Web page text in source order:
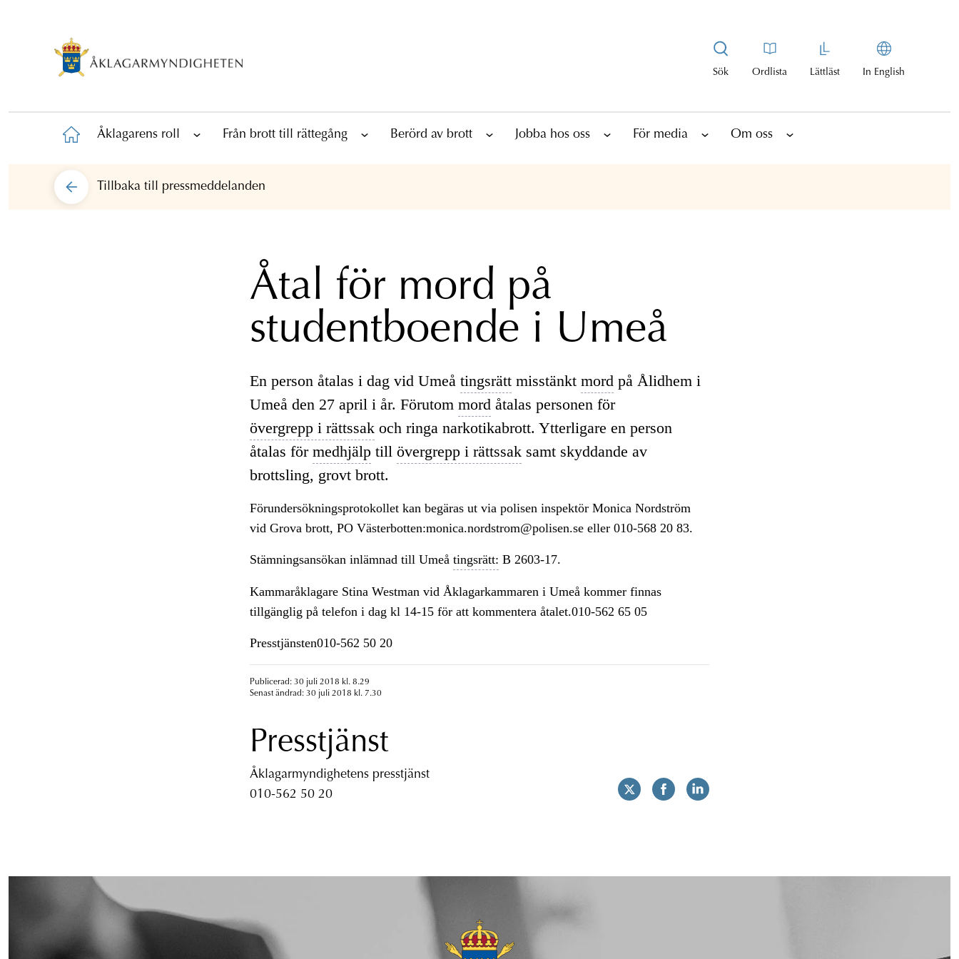
Sök Ordlista Lättläst In English
Åklagarens roll Från brott till rättegång Berörd av brott Jobba hos oss För media Om oss
Tillbaka till pressmeddelanden
Åtal för mord på
studentboende i Umeå
En person åtalas i dag vid Umeå tingsrättmisstänkt mord på Ålidhem i
Umeå den 27 april i år. Förutom mord åtalas personen för
övergrepp i rättssakoch ringa narkotikabrott. Ytterligare en person
åtalas för medhjälptill övergrepp i rättssaksamt skyddande av
brottsling, grovt brott.
Förundersökningsprotokollet kan begäras ut via polisen inspektör Monica Nordström
vid Grova brott, PO Västerbotten:monica.nordstrom@polisen.se eller 010-568 20 83.
Stämningsansökan inlämnad till Umeå tingsrätt: B 2603-17.
Kammaråklagare Stina Westman vid Åklagarkammaren i Umeå kommer finnas
tillgänglig på telefon i dag kl 14-15 för att kommentera åtalet.010-562 65 05
Presstjänsten010-562 50 20
Publicerad: 30 juli 2018 kl. 8.29
Senast ändrad: 30 juli 2018 kl. 7.30
Presstjänst
Åklagarmyndighetens presstjänst
010-562 50 20